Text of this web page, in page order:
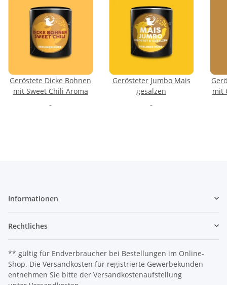
Geröstete Dicke Bohnen
mit Sweet Chili Aroma
Gerösteter Jumbo Mais
gesalzen
mit
Informationen
Rechtliches
** gültig für Endverbraucher bei Bestellungen im Online-
Shop. Die Versandkosten für registrierte Gewerbekunden
entnehmen Sie bitte der Versandkostenaufstellung